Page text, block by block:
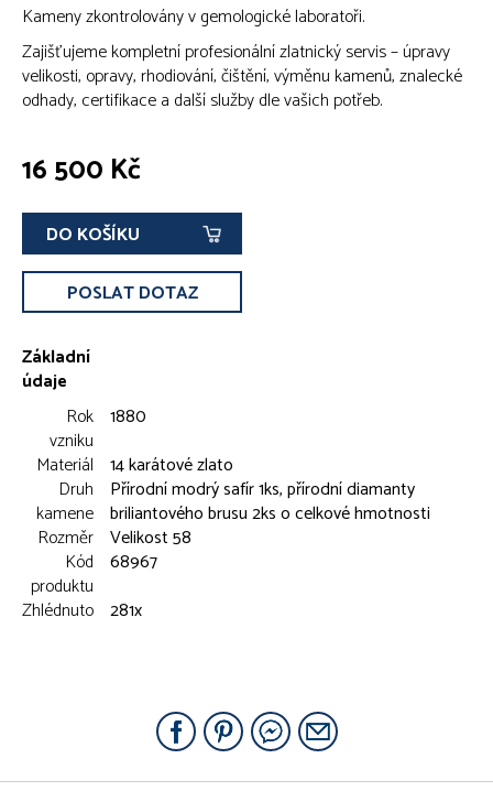
Kameny zkontrolovány v gemologické laboratoři.
Zajišťujeme kompletní profesionální zlatnický servis – úpravy
velikosti, opravy, rhodiování, čištění, výměnu kamenů, znalecké
odhady, certifikace a další služby dle vašich potřeb.
16 500 Kč
DO KOŠÍKU
POSLAT DOTAZ
Základní
údaje
Rok
vzniku
1880
Materiál 14 karátové zlato
Druh
kamene
Přírodní modrý safír 1ks, přírodní diamanty
briliantového brusu 2ks o celkové hmotnosti
Rozměr Velikost 58
Kód
produktu
68967
Zhlédnuto 281x